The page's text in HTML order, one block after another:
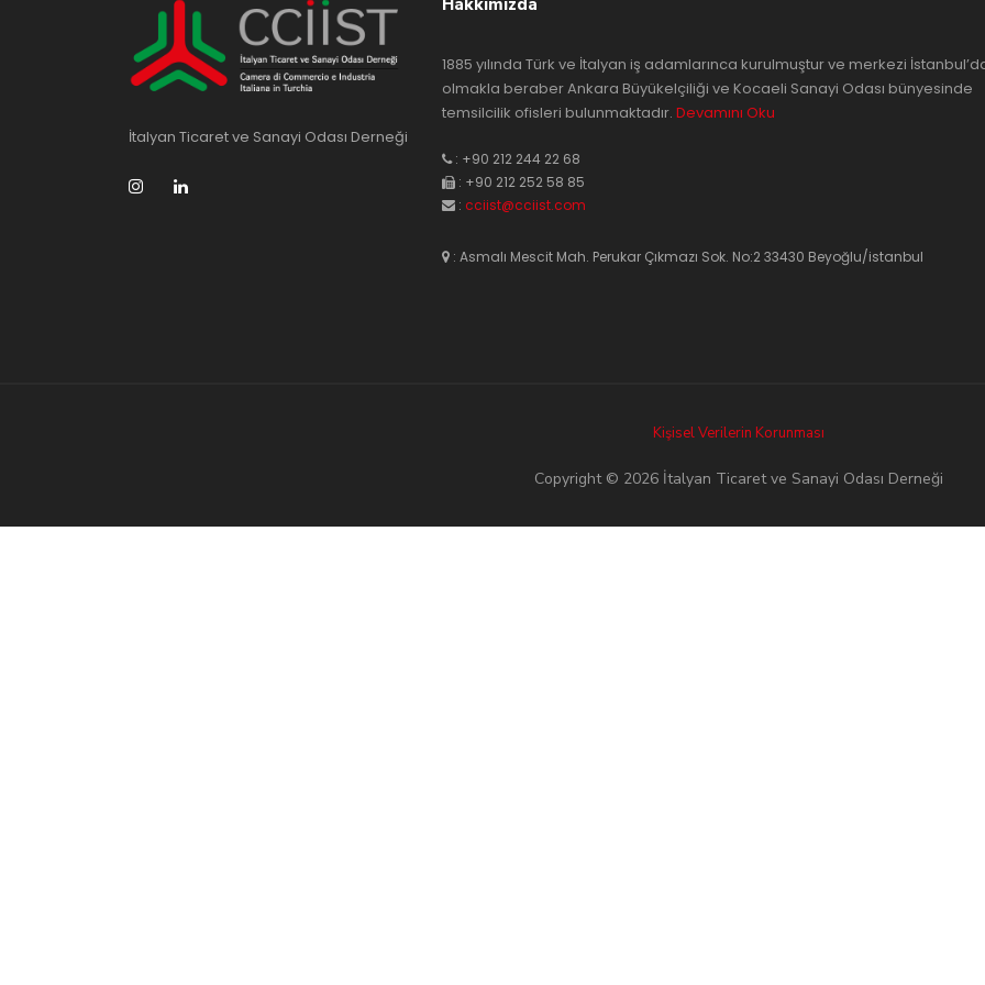
İtalyan Ticaret ve Sanayi Odası Derneği
Hakkımızda
1885 yılında Türk ve İtalyan iş adamlarınca kurulmuştur ve merkezi
olmakla beraber Ankara Büyükelçiliği ve Kocaeli Sanayi Odası bünyesinde
temsilcilik ofisleri bulunmaktadır. Devamını Oku
: +90 212 244 22 68
: +90 212 252 58 85
: cciist@cciist.com
: Asmalı Mescit Mah. Perukar Çıkmazı Sok. No:2 33430 Beyoğlu/istanbul
Kişisel Verilerin Korunması
Copyright © 2026 İtalyan Ticaret ve Sanayi Odası Derneği